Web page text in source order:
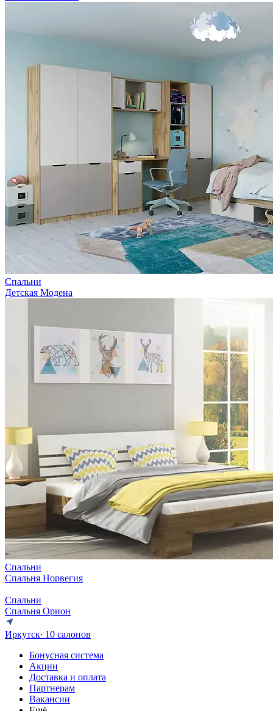
Спальни
Детская Модена
Спальни
Спальня Норвегия
Спальни
Спальня Орион
Иркутск∙ 10 салонов
Бонусная система
Акции
Доставка и оплата
Партнерам
Вакансии